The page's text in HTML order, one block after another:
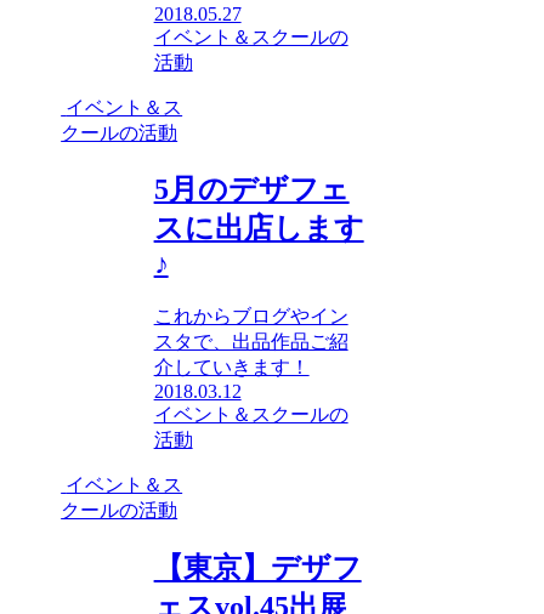
2018.05.27
イベント＆スクールの
活動
イベント＆ス
クールの活動
5月のデザフェ
スに出店します
♪
これからブログやイン
スタで、出品作品ご紹
介していきます！
2018.03.12
イベント＆スクールの
活動
イベント＆ス
クールの活動
【東京】デザフ
ェスvol.45出展